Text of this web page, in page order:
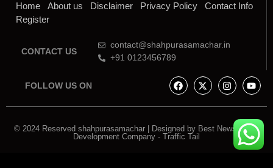
Home About us Disclaimer Privacy Policy
Contact Info
Register
CONTACT US
contact@shahpurasamachar.in
+91 0123456789
FOLLOW US ON
© 2024 Reserved shahpurasamachar | Designed by Best News Portal
Development Company - Traffic Tail